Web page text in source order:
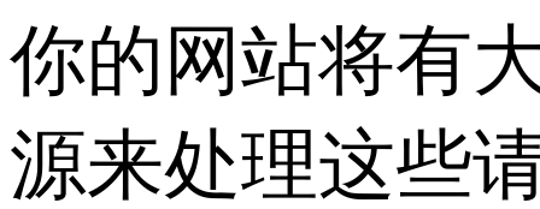
你的网站将有
源来处理这些